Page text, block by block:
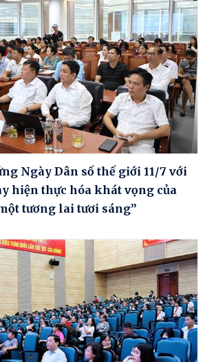
Ngày Dân số thế giới 11/7 với
hiện thực hóa khát vọng của
tương lai tươi sáng”